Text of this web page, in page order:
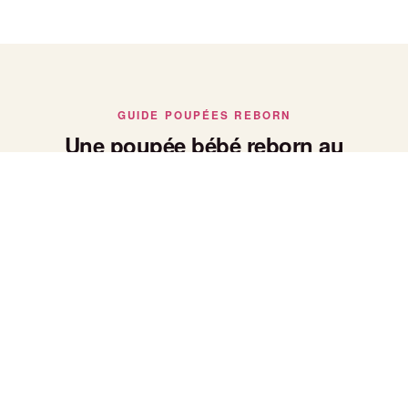
GUIDE POUPÉES REBORN
Une poupée bébé reborn au